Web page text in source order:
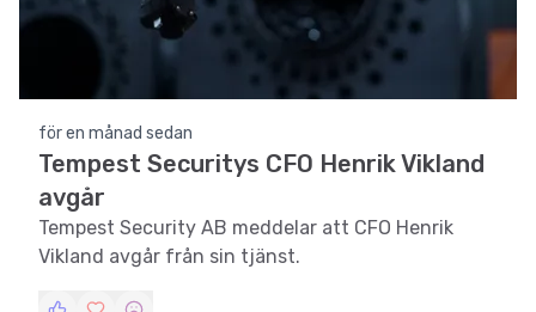
för en månad sedan
Tempest Securitys CFO Henrik Vikland
avgår
Tempest Security AB meddelar att CFO Henrik
Vikland avgår från sin tjänst.